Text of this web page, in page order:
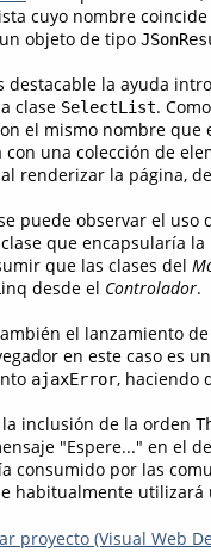
cuyo nombre
objeto de tipo
destacable la ayuda
clase SelectList.
el mismo nombre
con una colección de
renderizar la página,
puede observar el uso
que encapsularía
que las clases del
desde el Controlador.
el lanzamiento
en este caso es
ajaxError, haciendo
inclusión de la orden
"Espere..." en el
consumido por las
habitualmente utilizará
proyecto (Visual Web